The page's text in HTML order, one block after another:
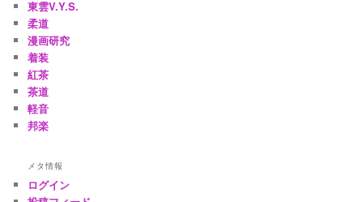
東雲V.Y.S.
柔道
漫画研究
着装
紅茶
茶道
軽音
邦楽
メタ情報
ログイン